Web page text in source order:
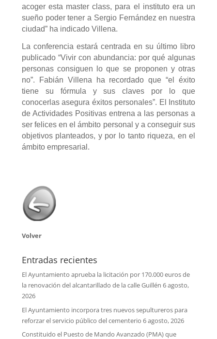
acoger esta master class, para el instituto era un
sueño poder tener a Sergio Fernández en nuestra
ciudad” ha indicado Villena.
La conferencia estará centrada en su último libro
publicado “Vivir con abundancia: por qué algunas
personas consiguen lo que se proponen y otras
no”. Fabián Villena ha recordado que “el éxito
tiene su fórmula y sus claves por lo que
conocerlas asegura éxitos personales”. El Instituto
de Actividades Positivas entrena a las personas a
ser felices en el ámbito personal y a conseguir sus
objetivos planteados, y por lo tanto riqueza, en el
ámbito empresarial.
Volver
Entradas recientes
El Ayuntamiento aprueba la licitación por 170.000 euros de
la renovación del alcantarillado de la calle Guillén 6 agosto,
2026
El Ayuntamiento incorpora tres nuevos sepultureros para
reforzar el servicio público del cementerio 6 agosto, 2026
Constituido el Puesto de Mando Avanzado (PMA) que